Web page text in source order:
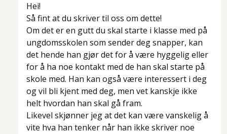
Hei!
Så fint at du skriver til oss om dette!
Om det er en gutt du skal starte i klasse med på
ungdomsskolen som sender deg snapper, kan
det hende han gjør det for å være hyggelig eller
for å ha noe kontakt med de han skal starte på
skole med. Han kan også være interessert i deg
og vil bli kjent med deg, men vet kanskje ikke
helt hvordan han skal gå fram.
Likevel skjønner jeg at det kan være vanskelig å
vite hva han tenker når han ikke skriver noe